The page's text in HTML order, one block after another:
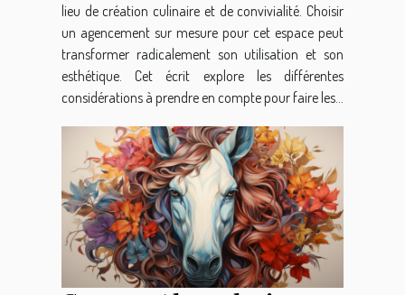
lieu de création culinaire et de convivialité. Choisir
un agencement sur mesure pour cet espace peut
transformer radicalement son utilisation et son
esthétique. Cet écrit explore les différentes
considérations à prendre en compte pour faire les...